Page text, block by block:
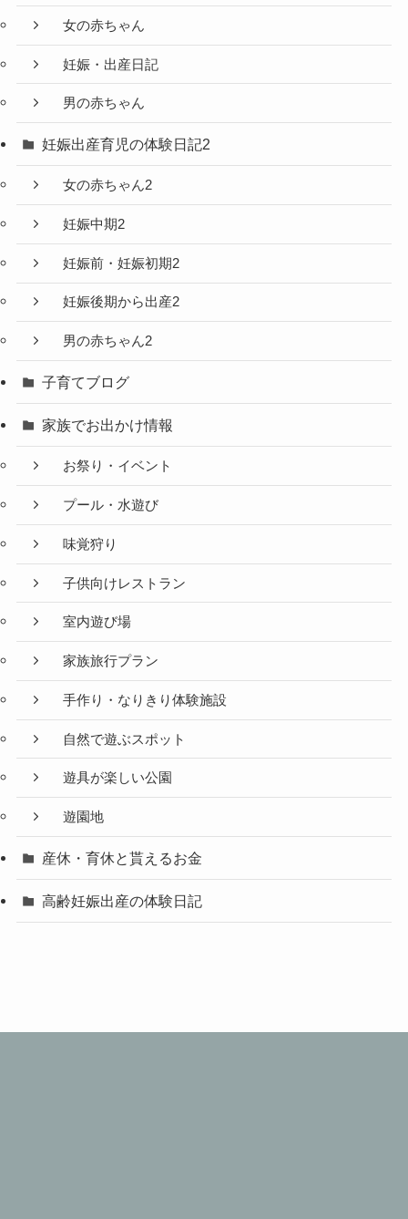
女の赤ちゃん
妊娠・出産日記
男の赤ちゃん
妊娠出産育児の体験日記2
女の赤ちゃん2
妊娠中期2
妊娠前・妊娠初期2
妊娠後期から出産2
男の赤ちゃん2
子育てブログ
家族でお出かけ情報
お祭り・イベント
プール・水遊び
味覚狩り
子供向けレストラン
室内遊び場
家族旅行プラン
手作り・なりきり体験施設
自然で遊ぶスポット
遊具が楽しい公園
遊園地
産休・育休と貰えるお金
高齢妊娠出産の体験日記